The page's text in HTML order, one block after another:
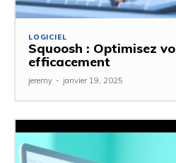
LOGICIEL
Squoosh : Optimisez
efficacement
jeremy - janvier 19, 2025